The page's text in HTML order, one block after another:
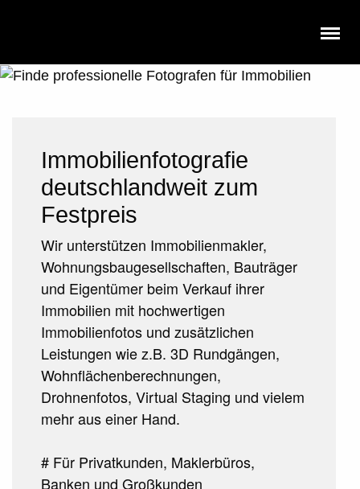
Immobilienfotografie
deutschlandweit zum
Festpreis
Wir unterstützen Immobilienmakler,
Wohnungsbaugesellschaften, Bauträger
und Eigentümer beim Verkauf ihrer
Immobilien mit hochwertigen
Immobilienfotos und zusätzlichen
Leistungen wie z.B. 3D Rundgängen,
Wohnflächenberechnungen,
Drohnenfotos, Virtual Staging und vielem
mehr aus einer Hand.
# Für Privatkunden, Maklerbüros,
Banken und Großkunden